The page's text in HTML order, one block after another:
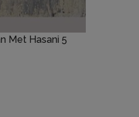
Met Hasani 5